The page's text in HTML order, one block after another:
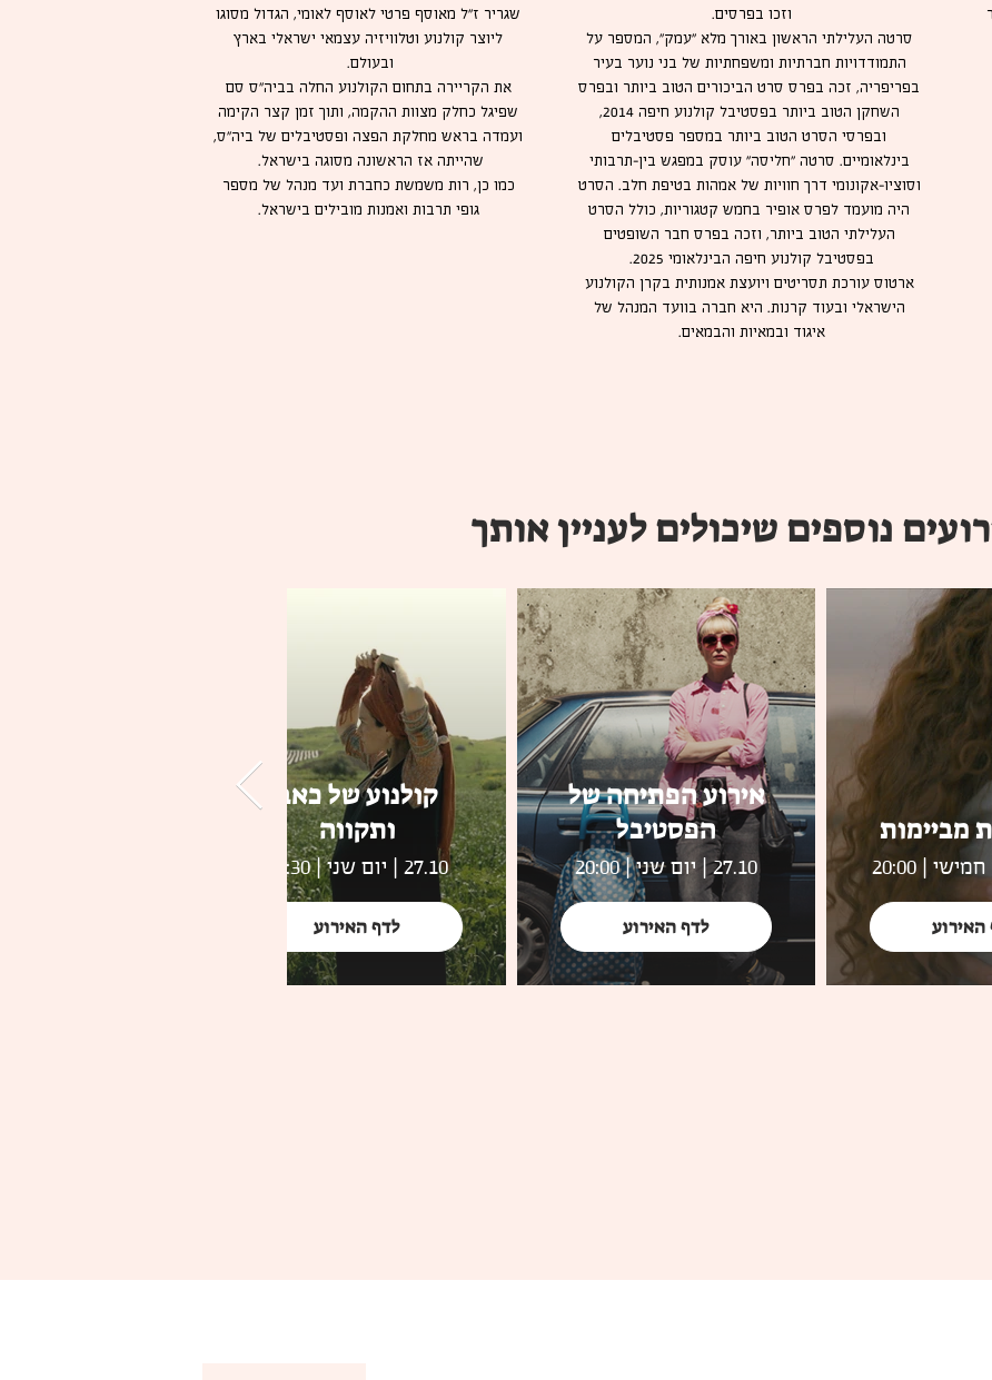
שגריר ז"ל מאוסף פרטי לאוסף לאומי, הגדול מסוגו
ליוצר קולנוע וטלוויזיה עצמאי ישראלי בארץ
ובעולם.
את הקריירה בתחום הקולנוע החלה בביה"ס סם
שפיגל כחלק מצוות ההקמה, ותוך זמן קצר הקימה
ועמדה בראש מחלקת הפצה ופסטיבלים של ביה"ס,
שהייתה אז הראשונה מסוגה בישראל.
כמו כן, רות משמשת כחברת ועד מנהל של מספר
גופי תרבות ואמנות מובילים בישראל.
וזכו בפרסים.
סרטה העלילתי הראשון באורך מלא "עמק", המספר על
התמודדויות חברתיות ומשפחתיות של בני נוער בעיר
בפריפריה, זכה בפרס סרט הביכורים הטוב ביותר ובפרס
השחקן הטוב ביותר בפסטיבל קולנוע חיפה 2014,
ובפרסי הסרט הטוב ביותר במספר פסטיבלים
בינלאומיים. סרטה "חליסה" עוסק במפגש בין-תרבותי
וסוציו-אקונומי דרך חוויות של אמהות בטיפת חלב. הסרט
היה מועמד לפרס אופיר בחמש קטגוריות, כולל הסרט
העלילתי הטוב ביותר, וזכה בפרס חבר השופטים
בפסטיבל קולנוע חיפה הבינלאומי 2025.
ארטוס עורכת תסריטים ויועצת אמנותית בקרן הקולנוע
הישראלי ובעוד קרנות. היא חברה בוועד המנהל של
איגוד ובמאיות והבמאים.
נוספים שיכולים לעניין אותך
מביימות
האירוע
אירוע הפתיחה של
הפסטיבל
27.10 | יום שני | 20:00
לדף האירוע
קולנוע של כאב
ותקווה
27.10 | יום שני | 16:30
לדף האירוע